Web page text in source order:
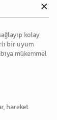
kolay
bir uyum
mükemmel
hareket